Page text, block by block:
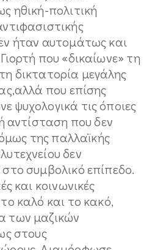
ηθική-πολιτική
ήταν αυτομάτως και
που «δικαίωνε» τη
δικτατορία μεγάλης
που επίσης
ψυχολογικά τις όποιες
αντίσταση που δεν
της παλλαϊκής
δεν
συμβολικό επίπεδο.
και κοινωνικές
καλό και το κακό,
των μαζικών
στους